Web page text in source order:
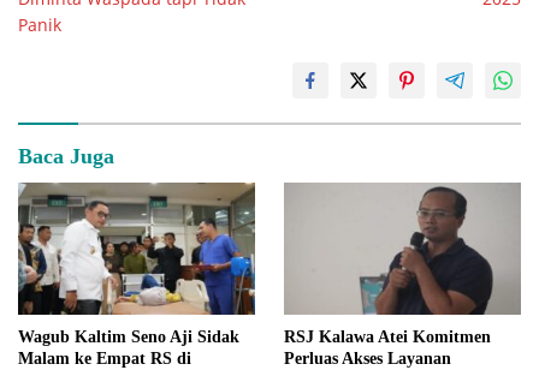
Panik
Baca Juga
Wagub Kaltim Seno Aji Sidak
Malam ke Empat RS di
RSJ Kalawa Atei Komitmen
Perluas Akses Layanan